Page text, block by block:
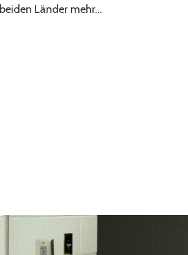
beiden Länder mehr...